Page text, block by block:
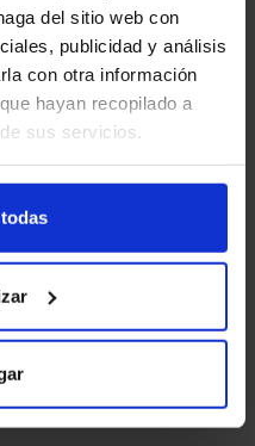
del sitio web con
publicidad y análisis
con otra información
hayan recopilado a
sus servicios.